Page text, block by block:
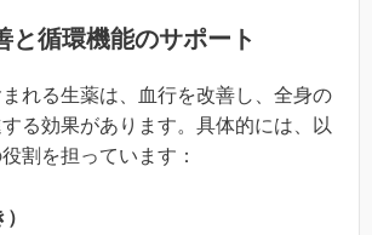
と循環機能のサポート
れる生薬は、血行を改善し、全身の
る効果があります。具体的には、以
割を担っています：